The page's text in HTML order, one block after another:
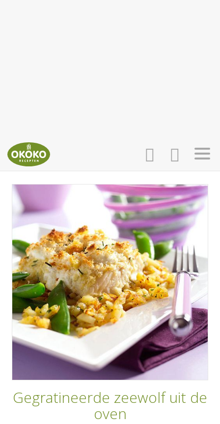
INLOGGEN
AANMELDEN
HOME
RECEPTEN
WEEKMENU'S
KOOKBOEKEN
Gegratineerde zeewolf uit de
oven